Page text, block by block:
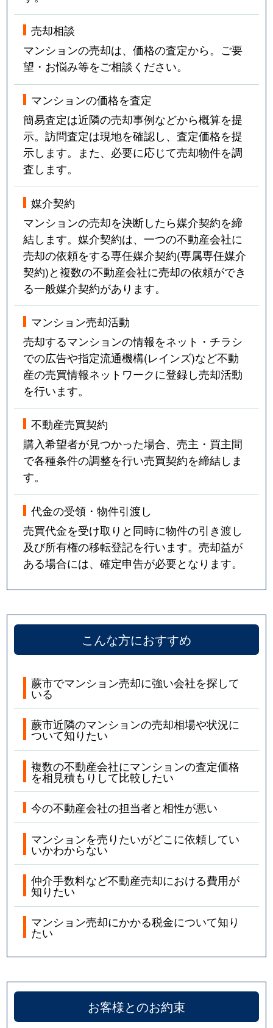
売却相談
マンションの売却は、価格の査定から。ご要
望・お悩み等をご相談ください。
マンションの価格を査定
簡易査定は近隣の売却事例などから概算を提
示。訪問査定は現地を確認し、査定価格を提
示します。また、必要に応じて売却物件を調
査します。
媒介契約
マンションの売却を決断したら媒介契約を締
結します。媒介契約は、一つの不動産会社に
売却の依頼をする専任媒介契約(専属専任媒介
契約)と複数の不動産会社に売却の依頼ができ
る一般媒介契約があります。
マンション売却活動
売却するマンションの情報をネット・チラシ
での広告や指定流通機構(レインズ)など不動
産の売買情報ネットワークに登録し売却活動
を行います。
不動産売買契約
購入希望者が見つかった場合、売主・買主間
で各種条件の調整を行い売買契約を締結しま
す。
代金の受領・物件引渡し
売買代金を受け取りと同時に物件の引き渡し
及び所有権の移転登記を行います。売却益が
ある場合には、確定申告が必要となります。
こんな方におすすめ
蕨市でマンション売却に強い会社を探して
いる
蕨市近隣のマンションの売却相場や状況に
ついて知りたい
複数の不動産会社にマンションの査定価格
を相見積もりして比較したい
今の不動産会社の担当者と相性が悪い
マンションを売りたいがどこに依頼してい
いかわからない
仲介手数料など不動産売却における費用が
知りたい
マンション売却にかかる税金について知り
たい
お客様とのお約束